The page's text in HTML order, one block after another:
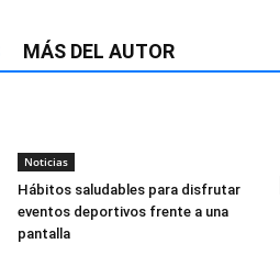
MÁS DEL AUTOR
Noticias
Hábitos saludables para disfrutar
eventos deportivos frente a una
pantalla